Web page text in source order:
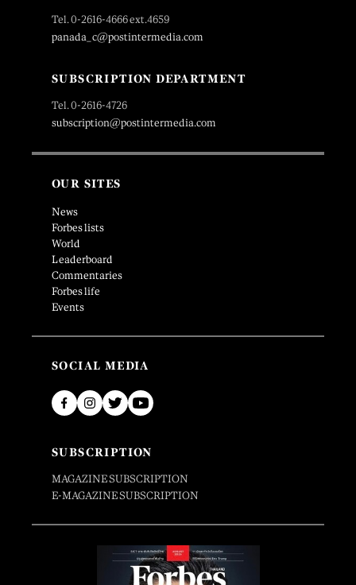
Tel. 0-2616-4666 ext.4659
panada_c@postintermedia.com
SUBSCRIPTION DEPARTMENT
Tel. 0-2616-4726
subscription@postintermedia.com
OUR SITES
News
Forbes lists
World
Leaderboard
Commentaries
Forbes life
Events
SOCIAL MEDIA
SUBSCRIPTION
MAGAZINE SUBSCRIPTION
E-MAGAZINE SUBSCRIPTION